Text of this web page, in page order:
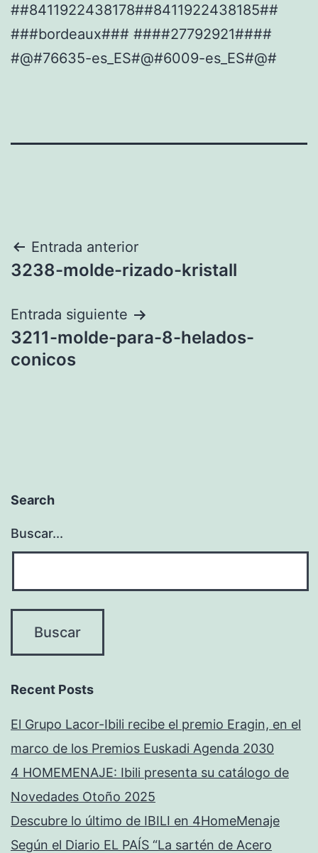
##8411922438178##8411922438185##
###bordeaux### ####27792921####
#@#76635-es_ES#@#6009-es_ES#@#
Navegación
de
entradas
Entrada anterior
3238-molde-rizado-kristall
Entrada siguiente
3211-molde-para-8-helados-
conicos
Search
Buscar...
Recent Posts
El Grupo Lacor-Ibili recibe el premio Eragin, en el
marco de los Premios Euskadi Agenda 2030
4 HOMEMENAJE: Ibili presenta su catálogo de
Novedades Otoño 2025
Descubre lo último de IBILI en 4HomeMenaje
Según el Diario EL PAÍS “La sartén de Acero